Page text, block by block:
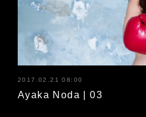
2017.02.21 08:00
Ayaka Noda | 03